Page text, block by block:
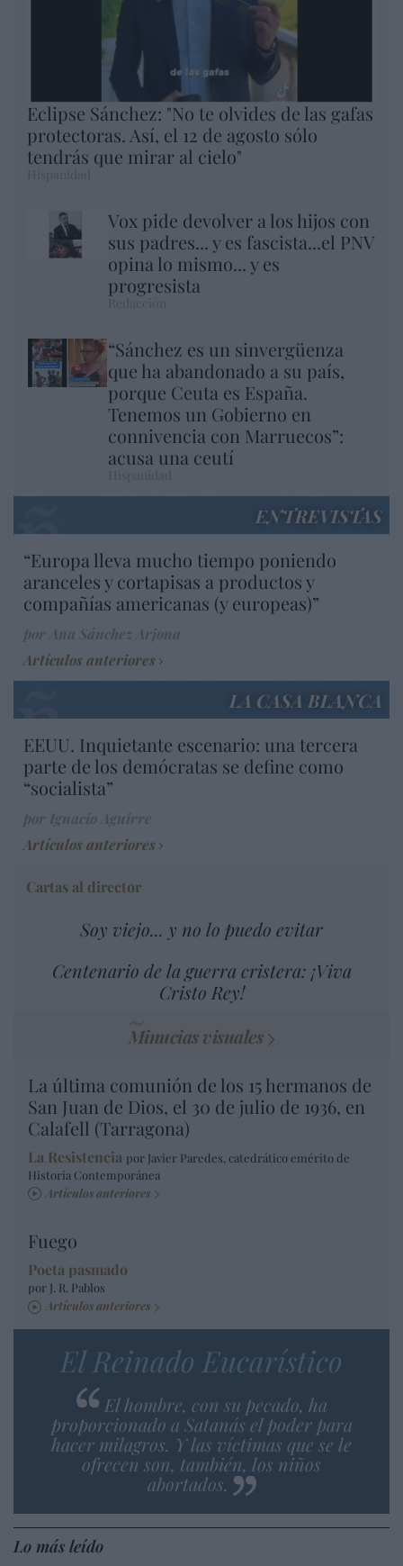
Eclipse Sánchez: "No te olvides de las gafas
protectoras. Así, el 12 de agosto sólo
tendrás que mirar al cielo"
Vox pide devolver a los hijos con
sus padres... y es fascista...el PNV
opina lo mismo... y es
progresista
“Sánchez es un sinvergüenza
que ha abandonado a su país,
porque Ceuta es España.
Tenemos un Gobierno en
connivencia con Marruecos”:
acusa una ceutí
ENTREVISTAS
“Europa lleva mucho tiempo poniendo
aranceles y cortapisas a productos y
compañías americanas (y europeas)”
Artículos anteriores
LA CASA BLANCA
EEUU. Inquietante escenario: una tercera
parte de los demócratas se define como
“socialista”
Artículos anteriores
Cartas al director
Soy viejo... y no lo puedo evitar
Centenario de la guerra cristera: ¡Viva
Cristo Rey!
Minucias visuales
La última comunión de los 15 hermanos de
San Juan de Dios, el 30 de julio de 1936, en
Calafell (Tarragona)
La Resistencia por Javier Paredes, catedrático emérito de
Historia Contemporánea
Artículos anteriores
Fuego
Poeta pasmado
por J. R. Pablos
Artículos anteriores
El Reinado Eucarístico
El hombre, con su pecado, ha
proporcionado a Satanás el poder para
hacer milagros. Y las víctimas que se le
ofrecen son, también, los niños
abortados.
Lo más leído